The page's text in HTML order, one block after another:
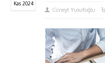
Kas 2024
Cüneyt Yusufoğlu